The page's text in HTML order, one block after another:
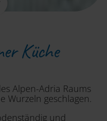
Küche
Alpen-Adria Raums
Wurzeln geschlagen.
und